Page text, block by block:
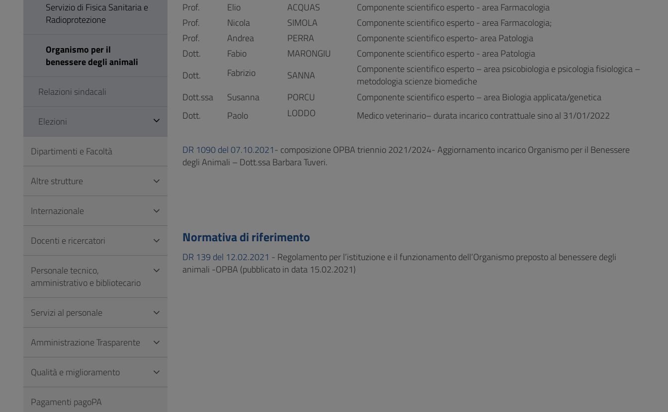
Prof.
Elio ACQUAS
Componente scientifico esperto - area Farmacologia
Prof.
Nicola SIMOLA
Componente scientifico esperto - area Farmacologia;
Prof.
Andrea PERRA
Componente scientifico esperto- area Patologia
Dott.
Fabio MARONGIU Componente scientifico esperto - area Patologia
Dott.
Fabrizio SANNA
Componente scientifico esperto – area psicobiologia e psicologia fisiologica –
metodologia scienze biomediche
Dott.ssa
Susanna PORCU
Componente scientifico esperto – area Biologia applicata/genetica
Dott.
Paolo LODDO Medico veterinario– durata incarico contrattuale sino al 31/01/2022
DR 1090 del 07.10.2021- composizione OPBA triennio 2021/2024- Aggiornamento incarico Organismo per il Benessere
degli Animali – Dott.ssa Barbara Tuveri.
Normativa di riferimento
DR 139 del 12.02.2021 - Regolamento per l’istituzione e il funzionamento dell’Organismo preposto al benessere degli
animali -OPBA (pubblicato in data 15.02.2021)
Servizio di Fisica Sanitaria e
Radioprotezione
Organismo per il
benessere degli animali
Relazioni sindacali
Elezioni
Dipartimenti e Facoltà
Altre strutture
Internazionale
Docenti e ricercatori
Personale tecnico,
amministrativo e bibliotecario
Servizi al personale
Amministrazione Trasparente
Qualità e miglioramento
Pagamenti pagoPA